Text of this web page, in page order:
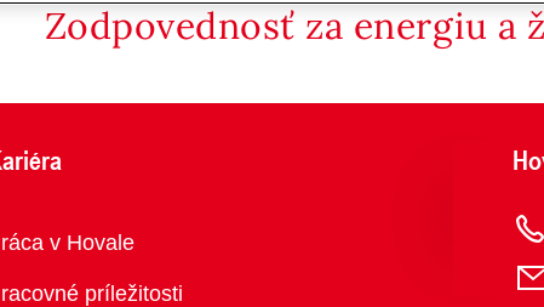
Zodpovednosť za energiu a
v Hovale
príležitosti